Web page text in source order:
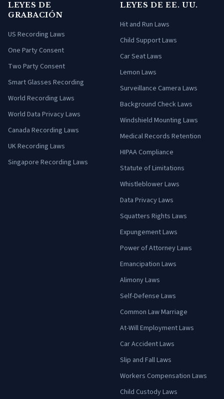
LEYES DE
GRABACIÓN
US Recording Laws
One Party Consent
Two Party Consent
Smart Glasses Recording
World Recording Laws
World Data Privacy Laws
Canada Recording Laws
UK Recording Laws
Singapore Recording Laws
LEYES DE EE. UU.
Hit and Run Laws
Child Support Laws
Car Seat Laws
Lemon Laws
Surveillance Camera Laws
Background Check Laws
Windshield Mounting Laws
Medical Records Retention
HIPAA Compliance
Statute of Limitations
Whistleblower Laws
Data Privacy Laws
Squatters Rights Laws
Expungement Laws
Power of Attorney Laws
Emancipation Laws
Alimony Laws
Self-Defense Laws
Common Law Marriage
At-Will Employment Laws
Car Accident Laws
Slip and Fall Laws
Workers Compensation Laws
Child Custody Laws